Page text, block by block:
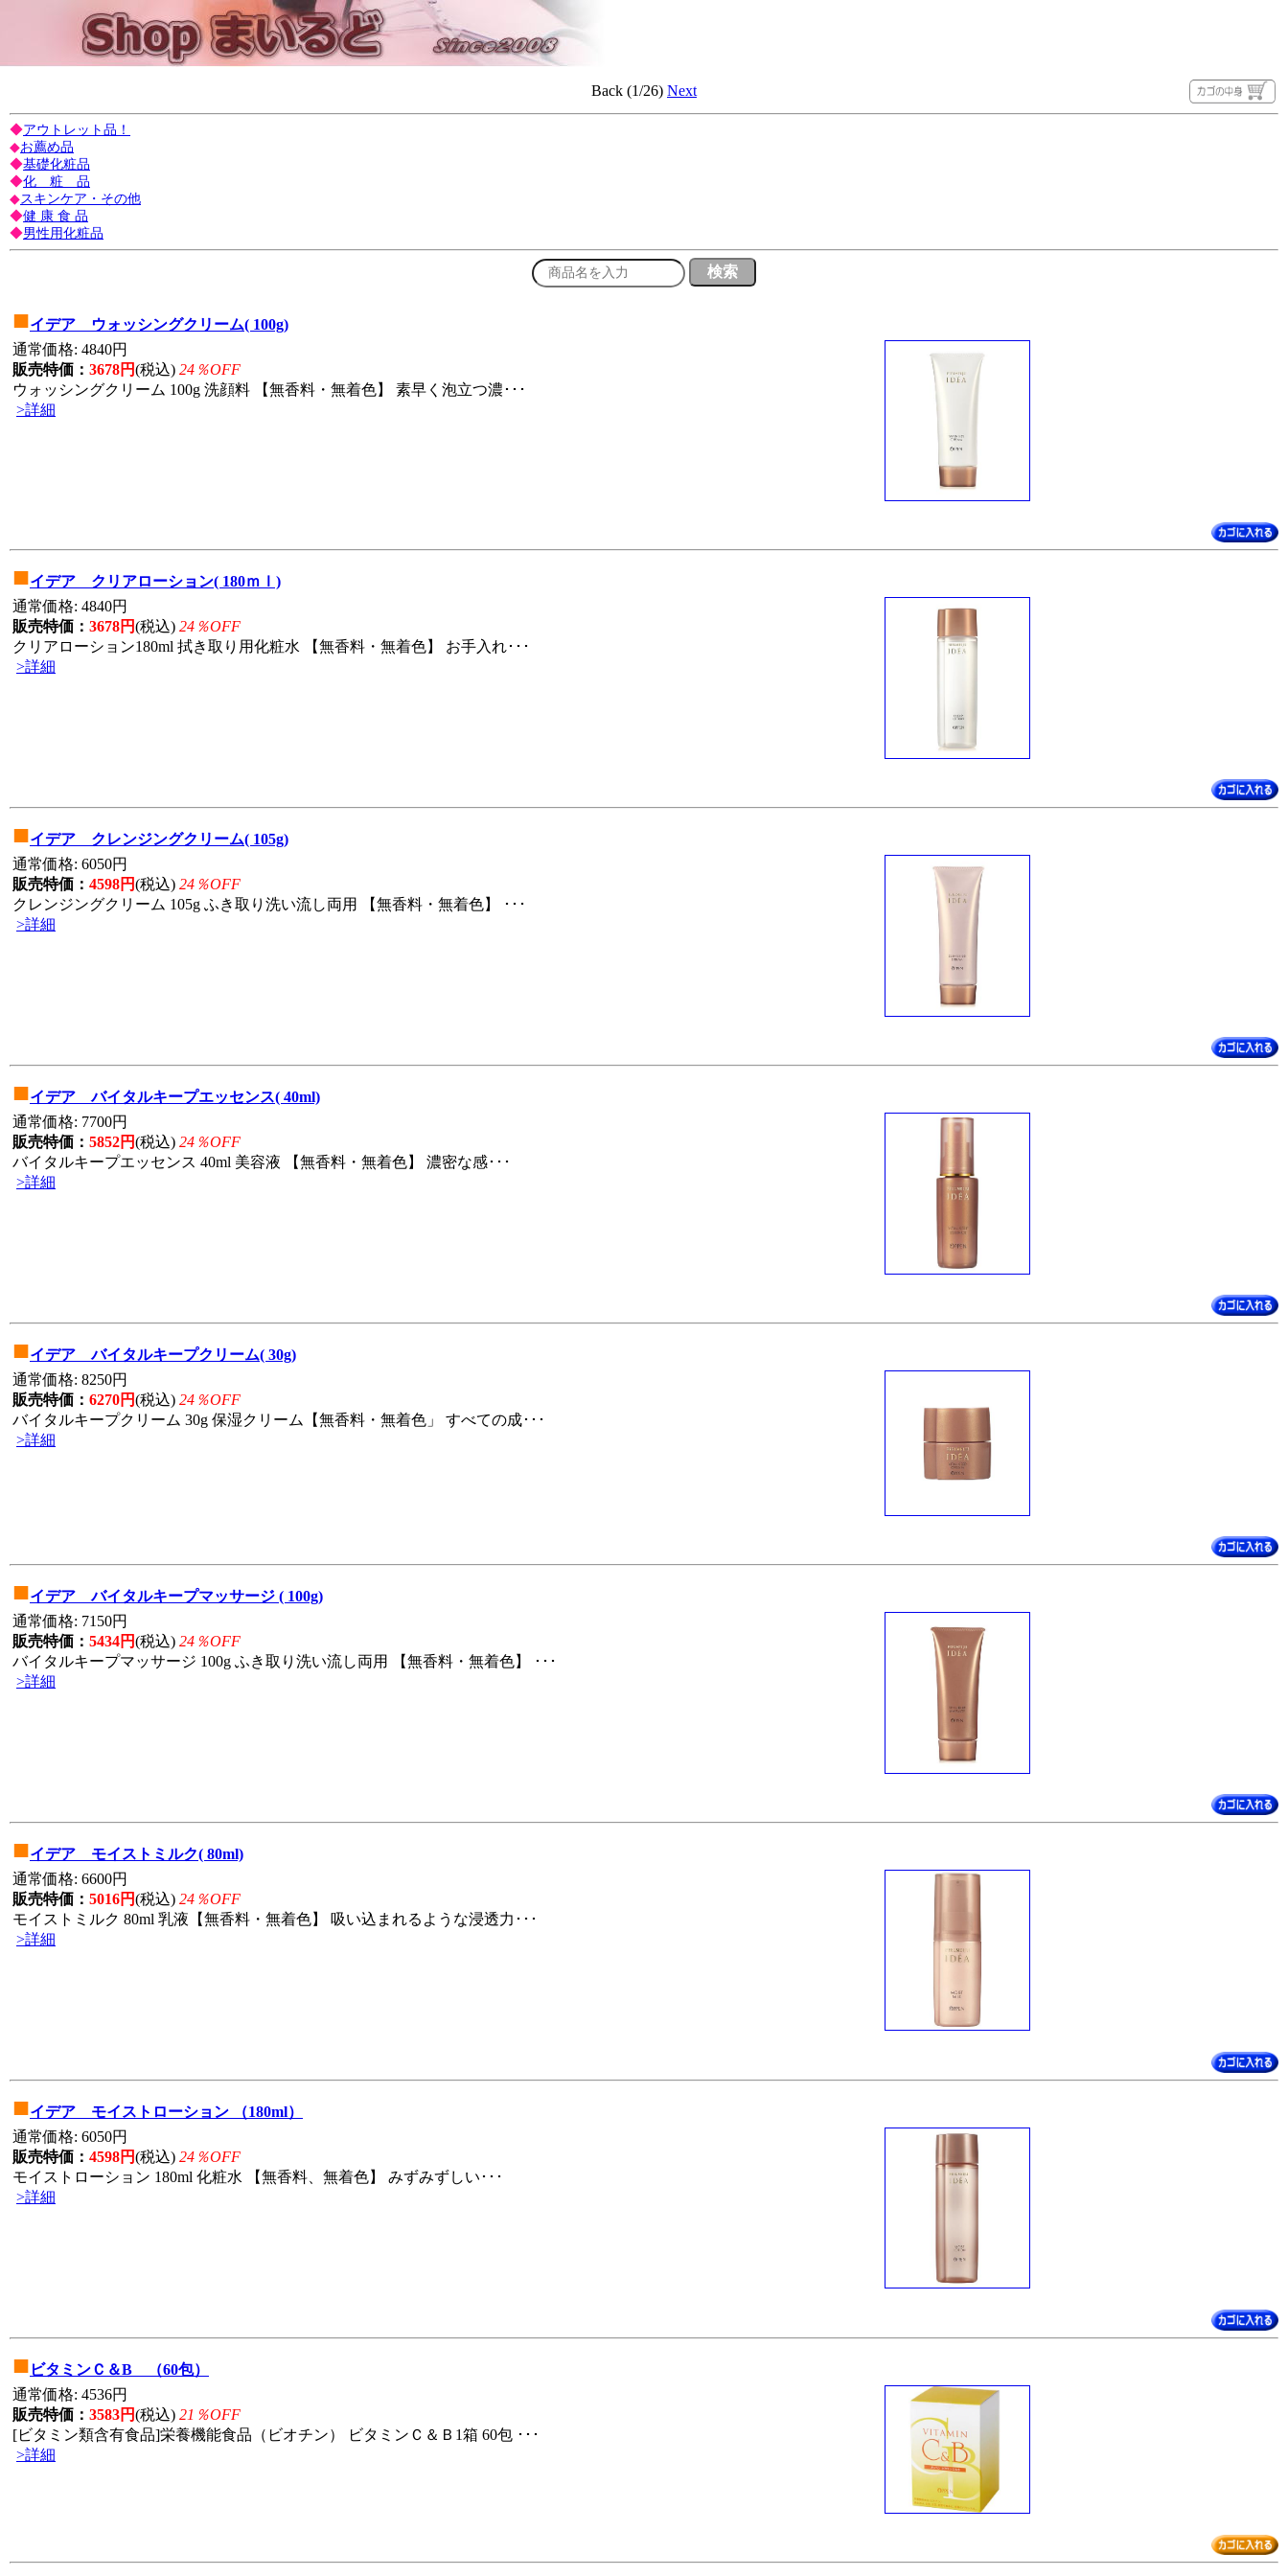
Back (1/26) Next
◆アウトレット品！
◆お薦め品
◆基礎化粧品
◆化 粧 品
◆スキンケア・その他
◆健 康 食 品
◆男性用化粧品
■イデア ウォッシングクリーム( 100g)
通常価格: 4840円
販売特価： 3678円(税込) 24％OFF
ウォッシングクリーム 100g 洗顔料 【無香料・無着色】 素早く泡立つ濃･･･
>詳細
■イデア クリアローション( 180ｍｌ)
通常価格: 4840円
販売特価： 3678円(税込) 24％OFF
クリアローション180ml 拭き取り用化粧水 【無香料・無着色】 お手入れ･･･
>詳細
■イデア クレンジングクリーム( 105g)
通常価格: 6050円
販売特価： 4598円(税込) 24％OFF
クレンジングクリーム 105g ふき取り洗い流し両用 【無香料・無着色】 ･･･
>詳細
■イデア バイタルキープエッセンス( 40ml)
通常価格: 7700円
販売特価： 5852円(税込) 24％OFF
バイタルキープエッセンス 40ml 美容液 【無香料・無着色】 濃密な感･･･
>詳細
■イデア バイタルキープクリーム( 30g)
通常価格: 8250円
販売特価： 6270円(税込) 24％OFF
バイタルキープクリーム 30g 保湿クリーム【無香料・無着色」 すべての成･･･
>詳細
■イデア バイタルキープマッサージ ( 100g)
通常価格: 7150円
販売特価： 5434円(税込) 24％OFF
バイタルキープマッサージ 100g ふき取り洗い流し両用 【無香料・無着色】 ･･･
>詳細
■イデア モイストミルク( 80ml)
通常価格: 6600円
販売特価： 5016円(税込) 24％OFF
モイストミルク 80ml 乳液【無香料・無着色】 吸い込まれるような浸透力･･･
>詳細
■イデア モイストローション （180ml）
通常価格: 6050円
販売特価： 4598円(税込) 24％OFF
モイストローション 180ml 化粧水 【無香料、無着色】 みずみずしい･･･
>詳細
■ ビタミンＣ＆B （60包）
通常価格: 4536円
販売特価： 3583円(税込) 21％OFF
[ビタミン類含有食品]栄養機能食品（ビオチン） ビタミンＣ＆Ｂ1箱 60包 ･･･
>詳細